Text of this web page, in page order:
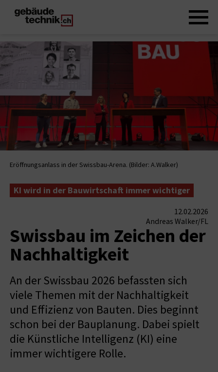
Eröffnungsanlass in der Swissbau-Arena. (Bilder: A.Walker)
KI wird in der Bauwirtschaft immer wichtiger
12.02.2026
Andreas Walker/FL
Swissbau im Zeichen der
Nachhaltigkeit
An der Swissbau 2026 befassten sich
viele Themen mit der Nachhaltigkeit
und Effizienz von Bauten. Dies beginnt
schon bei der Bauplanung. Dabei spielt
die Künstliche Intelligenz (KI) eine
immer wichtigere Rolle.